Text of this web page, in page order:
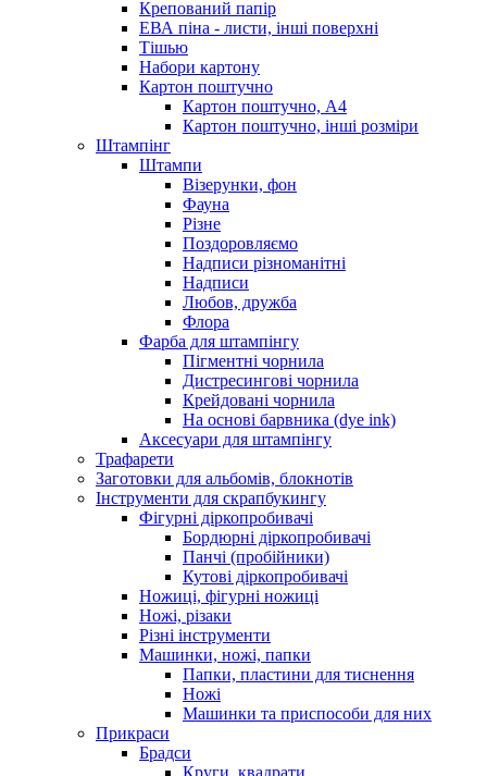
Крепований папір
ЕВА піна - листи, інші поверхні
Тішью
Набори картону
Картон поштучно
Картон поштучно, А4
Картон поштучно, інші розміри
Штампінг
Штампи
Візерунки, фон
Фауна
Різне
Поздоровляємо
Надписи різноманітні
Надписи
Любов, дружба
Флора
Фарба для штампінгу
Пігментні чорнила
Дистресингові чорнила
Крейдовані чорнила
На основі барвника (dye ink)
Аксесуари для штампінгу
Трафарети
Заготовки для альбомів, блокнотів
Інструменти для скрапбукингу
Фігурні діркопробивачі
Бордюрні діркопробивачі
Панчі (пробійники)
Кутові діркопробивачі
Ножиці, фігурні ножиці
Ножі, різаки
Різні інструменти
Машинки, ножі, папки
Папки, пластини для тиснення
Ножі
Машинки та приспособи для них
Прикраси
Брадси
Круги, квадрати